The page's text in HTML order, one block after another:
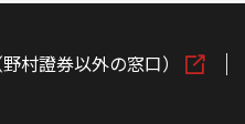
村證券以外の窓口）